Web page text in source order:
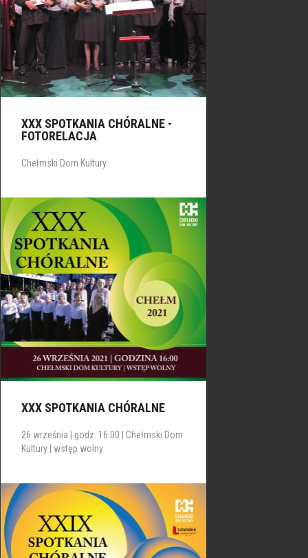
XXX SPOTKANIA CHÓRALNE -
FOTORELACJA
Chełmski Dom Kultury
XXX SPOTKANIA CHÓRALNE
26 września | godz. 16:00 | Chełmski Dom
Kultury | wstęp wolny